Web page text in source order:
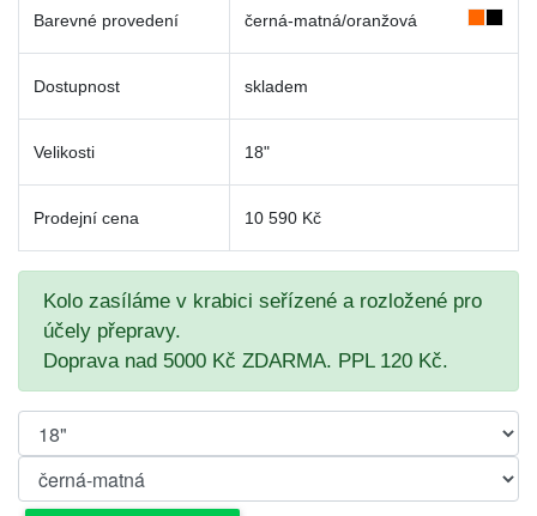
Barevné provedení černá-matná/oranžová
Dostupnost skladem
Velikosti 18"
Prodejní cena 10 590 Kč
Kolo zasíláme v krabici seřízené a rozložené pro
účely přepravy.
Doprava nad 5000 Kč ZDARMA. PPL 120 Kč.